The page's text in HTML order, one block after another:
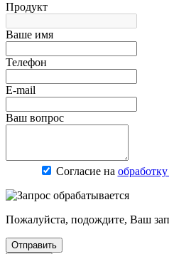
Продукт
Ваше имя
Телефон
E-mail
Ваш вопрос
Согласие на
Пожалуйста, подождите, Ваш
Отправить